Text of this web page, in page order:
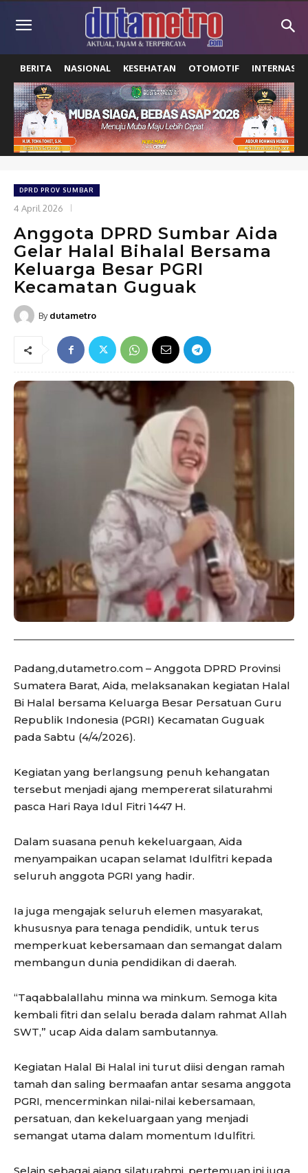
BERITA NASIONAL KESEHATAN OTOMOTIF
DPRD PROV SUMBAR
4 April 2026
Anggota DPRD Sumbar Aida
Gelar Halal Bihalal Bersama
Keluarga Besar PGRI
Kecamatan Guguak
By dutametro
Padang,dutametro.com – Anggota DPRD Provinsi
Sumatera Barat, Aida, melaksanakan kegiatan Halal
Bi Halal bersama Keluarga Besar Persatuan Guru
Republik Indonesia (PGRI) Kecamatan Guguak
pada Sabtu (4/4/2026).
Kegiatan yang berlangsung penuh kehangatan
tersebut menjadi ajang mempererat silaturahmi
pasca Hari Raya Idul Fitri 1447 H.
Dalam suasana penuh kekeluargaan, Aida
menyampaikan ucapan selamat Idulfitri kepada
seluruh anggota PGRI yang hadir.
Ia juga mengajak seluruh elemen masyarakat,
khususnya para tenaga pendidik, untuk terus
memperkuat kebersamaan dan semangat dalam
membangun dunia pendidikan di daerah.
“Taqabbalallahu minna wa minkum. Semoga kita
kembali fitri dan selalu berada dalam rahmat Allah
SWT,” ucap Aida dalam sambutannya.
Kegiatan Halal Bi Halal ini turut diisi dengan ramah
tamah dan saling bermaafan antar sesama anggota
PGRI, mencerminkan nilai-nilai kebersamaan,
persatuan, dan kekeluargaan yang menjadi
semangat utama dalam momentum Idulfitri.